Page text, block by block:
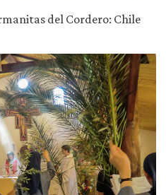
del Cordero: Chile